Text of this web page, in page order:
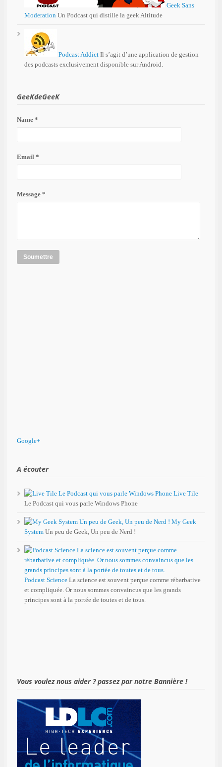
Geek Sans
Moderation Un Podcast qui distille la geek Altitude
Podcast Addict Il s’agit d’une application de gestion
des podcasts exclusivement disponible sur Android.
GeeKdeGeeK
Name *
Email *
Message *
Soumettre
Google+
A écouter
Live Tile
Le Podcast qui vous parle Windows Phone
My Geek
System Un peu de Geek, Un peu de Nerd !
Podcast Science La science est souvent perçue comme rébarbative
et compliquée. Or nous sommes convaincus que les grands
principes sont à la portée de toutes et de tous.
Vous voulez nous aider ? passez par notre Bannière !